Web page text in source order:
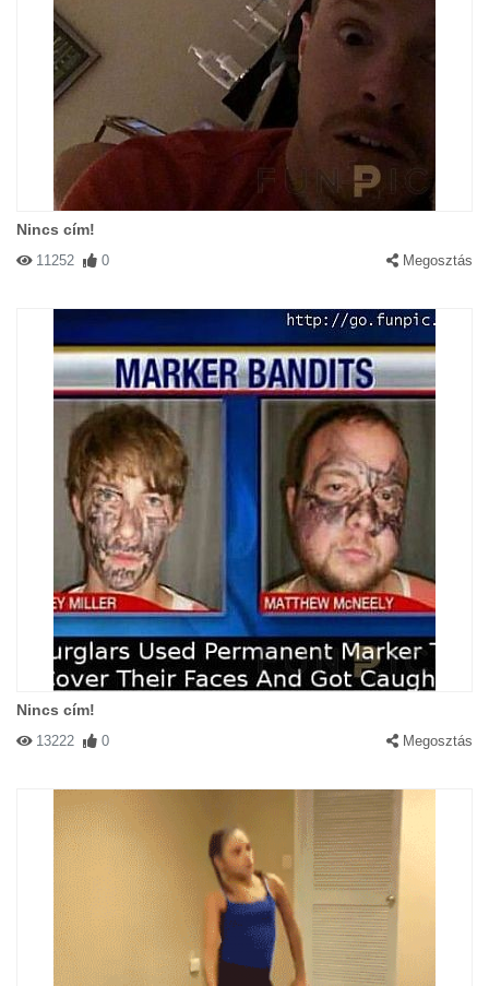
Nincs cím!
11252 0 Megosztás
Nincs cím!
13222 0 Megosztás